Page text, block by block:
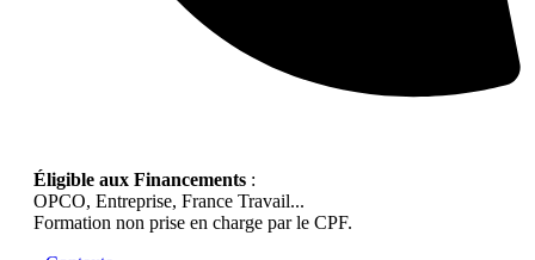
Éligible aux Financements :
OPCO, Entreprise, France Travail...
Formation non prise en charge par le CPF.